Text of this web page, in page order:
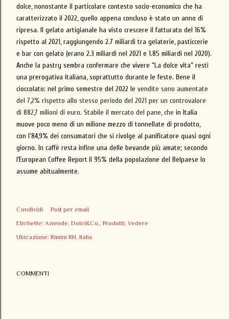
dolce, nonostante il particolare contesto socio-economico che ha
caratterizzato il 2022, quello appena concluso è stato un anno di
ripresa. Il gelato artigianale ha visto crescere il fatturato del 16%
rispetto al 2021, raggiungendo 2.7 miliardi tra gelaterie, pasticcerie
e bar con gelato (erano 2.3 miliardi nel 2021 e 1.85 miliardi nel 2020).
Anche la pastry sembra confermare che vivere “La dolce vita” resti
una prerogativa italiana, soprattutto durante le feste. Bene il
cioccolato: nel primo semestre del 2022 le vendite sono aumentate
del 7,2% rispetto allo stesso periodo del 2021 per un controvalore
di 882,7 milioni di euro. Stabile il mercato del pane, che in Italia
muove poco meno di un milione mezzo di tonnellate di prodotto,
con l'84,9% dei consumatori che si rivolge al panificatore quasi ogni
giorno. In caffè resta infine una delle bevande più amate; secondo
l’European Coffee Reportil 95% della popolazione del Belpaese lo
assume abitualmente.
Condividi
Post per email
Etichette: Aziende Dolci&Co. Prodotti Vedere
Ubicazione: Rimini RN, Italia
COMMENTI